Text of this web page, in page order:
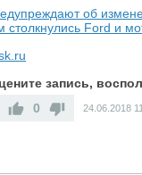
об
столкнулись Ford и
запись,
0 24.06.2018